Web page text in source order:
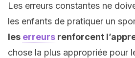
Les erreurs constantes ne
les enfants de pratiquer un
les erreurs renforcent
chose la plus appropriée pour